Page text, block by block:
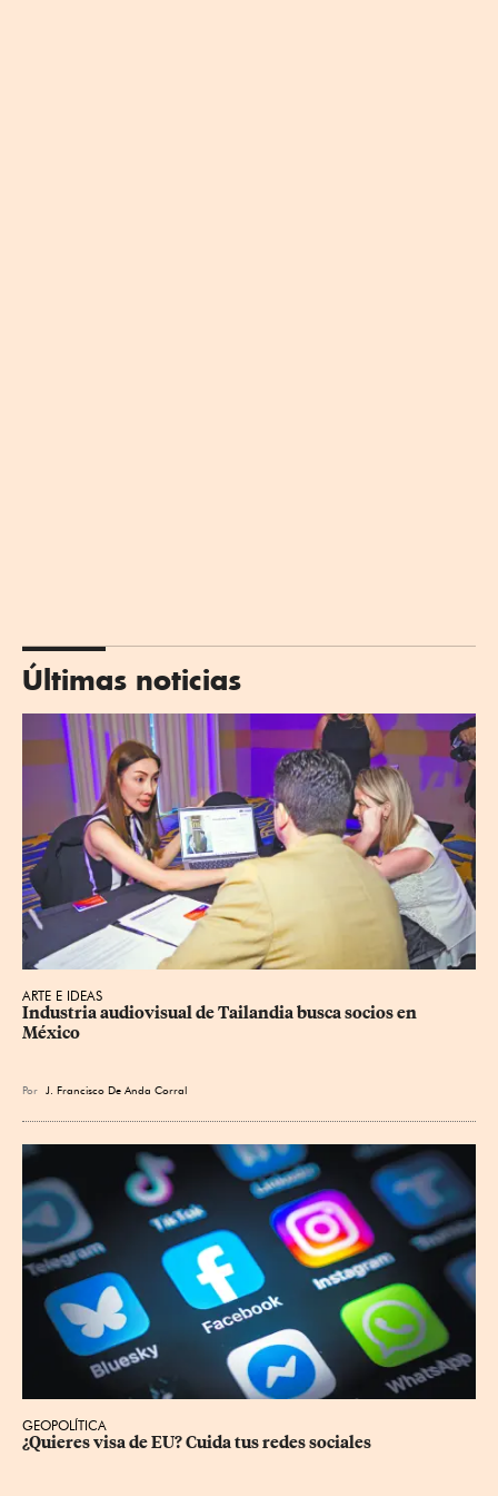
Últimas noticias
ARTE E IDEAS
Industria audiovisual de Tailandia busca socios en
México
Por J. Francisco De Anda Corral
GEOPOLÍTICA
¿Quieres visa de EU? Cuida tus redes sociales